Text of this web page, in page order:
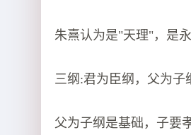
朱熹认为是"天理"，是
三纲:君为臣纲，父为子
父为子纲是基础，子要